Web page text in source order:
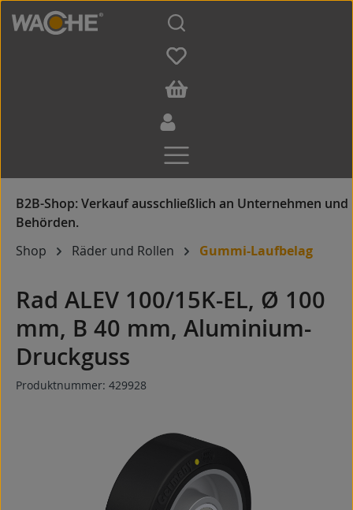
Zum Hauptinhalt springen
Shop Räder und Rollen Gummi-Laufbelag
Rad ALEV 100/15K-EL, Ø 100
mm, B 40 mm, Aluminium-
Druckguss
Produktnummer: 429928
Bildergalerie überspringen